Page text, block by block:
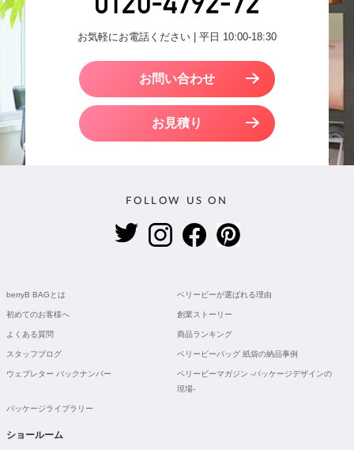
お気軽にお電話ください | 平日 10:00-18:30
お問い合わせ
お見積り
FOLLOW US ON
berryB BAGとは ベリービーが選ばれる理由
初めてのお客様へ 創業ストーリー
よくある質問 商品ランキング
スタッフブログ ベリービーバッグ 紙袋の納品事例
ウェブレター バックナンバー
ベリービーマガジン -パッケージデザインの
現場-
パッケージライブラリー
ショールーム